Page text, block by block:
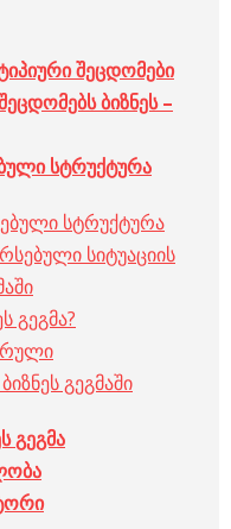
შეცდომები
ბიზნეს–
სტრუქტურა
სტრუქტურა
სიტუაციის
გეგმა?
გეგმაში
გეგმა